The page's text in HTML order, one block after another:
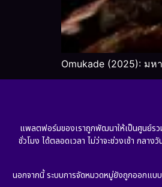
Omukade (2025): ม
แพลตฟอร์มของเราถูกพัฒนาให้เป็นศูนย์ร
ชั่วโมง ได้ตลอดเวลา ไม่ว่าจะช่วงเช้า กล
นอกจากนี้ ระบบการจัดหมวดหมู่ยังถูกออกแบ